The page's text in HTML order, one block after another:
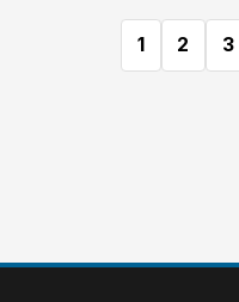
1 2 3